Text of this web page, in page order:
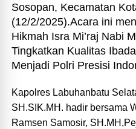
Sosopan, Kecamatan
(12/2/2025).Acara ini
Hikmah Isra Mi’raj Nabi
Tingkatkan Kualitas
Menjadi Polri Presisi
Kapolres Labuhanbatu
SH.SIK.MH. hadir bersama
Ramsen Samosir,